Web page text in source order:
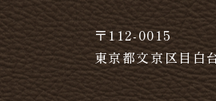
〒112-0015
東京都文京区目白